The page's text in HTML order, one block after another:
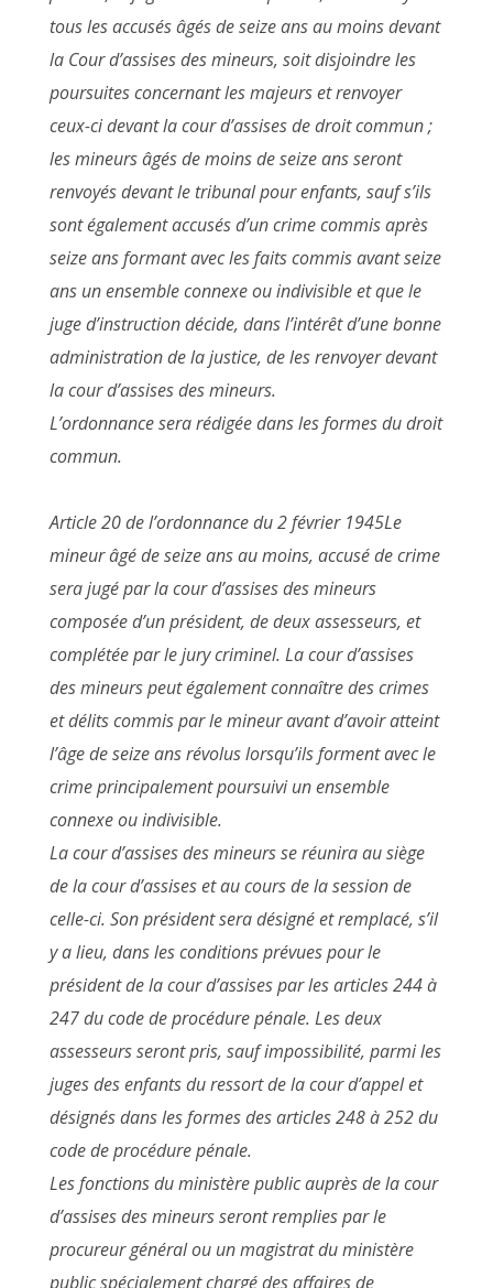
tous les accusés âgés de seize ans au moins devant
la Cour d’assises des mineurs, soit disjoindre les
poursuites concernant les majeurs et renvoyer
ceux-ci devant la cour d’assises de droit commun ;
les mineurs âgés de moins de seize ans seront
renvoyés devant le tribunal pour enfants, sauf s’ils
sont également accusés d’un crime commis après
seize ans formant avec les faits commis avant seize
ans un ensemble connexe ou indivisible et que le
juge d’instruction décide, dans l’intérêt d’une bonne
administration de la justice, de les renvoyer devant
la cour d’assises des mineurs.
L’ordonnance sera rédigée dans les formes du droit
commun.
Article 20 de l’ordonnance du 2 février 1945Le
mineur âgé de seize ans au moins, accusé de crime
sera jugé par la cour d’assises des mineurs
composée d’un président, de deux assesseurs, et
complétée par le jury criminel. La cour d’assises
des mineurs peut également connaître des crimes
et délits commis par le mineur avant d’avoir atteint
l’âge de seize ans révolus lorsqu’ils forment avec le
crime principalement poursuivi un ensemble
connexe ou indivisible.
La cour d’assises des mineurs se réunira au siège
de la cour d’assises et au cours de la session de
celle-ci. Son président sera désigné et remplacé, s’il
y a lieu, dans les conditions prévues pour le
président de la cour d’assises par les articles 244 à
247 du code de procédure pénale. Les deux
assesseurs seront pris, sauf impossibilité, parmi les
juges des enfants du ressort de la cour d’appel et
désignés dans les formes des articles 248 à 252 du
code de procédure pénale.
Les fonctions du ministère public auprès de la cour
d’assises des mineurs seront remplies par le
procureur général ou un magistrat du ministère
public spécialement chargé des affaires de